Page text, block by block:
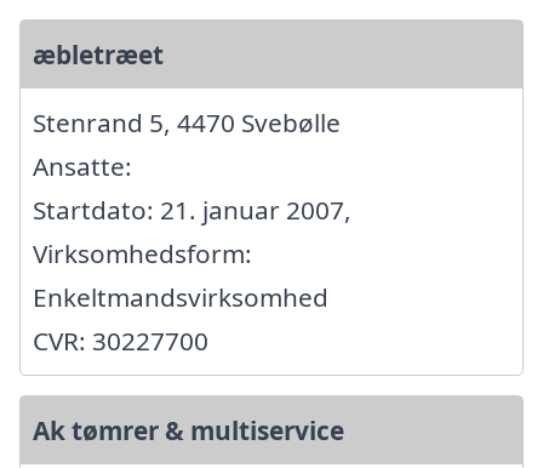
æbletræet
Stenrand 5, 4470 Svebølle
Ansatte:
Startdato: 21. januar 2007,
Virksomhedsform:
Enkeltmandsvirksomhed
CVR: 30227700
Ak tømrer & multiservice